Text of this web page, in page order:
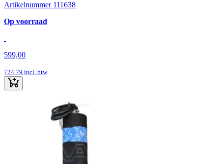
Artikelnummer 111638
Op voorraad
599,00
724,79 incl. btw